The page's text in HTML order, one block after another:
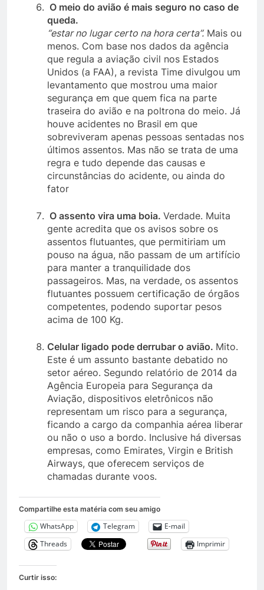
O meio do avião é mais seguro no caso de
queda.
“estar no lugar certo na hora certa”. Mais ou
menos. Com base nos dados da agência
que regula a aviação civil nos Estados
Unidos (a FAA), a revista Time divulgou um
levantamento que mostrou uma maior
segurança em que quem fica na parte
traseira do avião e na poltrona do meio. Já
houve acidentes no Brasil em que
sobreviveram apenas pessoas sentadas nos
últimos assentos. Mas não se trata de uma
regra e tudo depende das causas e
circunstâncias do acidente, ou ainda do
fator
O assento vira uma boia. Verdade. Muita
gente acredita que os avisos sobre os
assentos flutuantes, que permitiriam um
pouso na água, não passam de um artifício
para manter a tranquilidade dos
passageiros. Mas, na verdade, os assentos
flutuantes possuem certificação de órgãos
competentes, podendo suportar pesos
acima de 100 Kg.
Celular ligado pode derrubar o avião. Mito.
Este é um assunto bastante debatido no
setor aéreo. Segundo relatório de 2014 da
Agência Europeia para Segurança da
Aviação, dispositivos eletrônicos não
representam um risco para a segurança,
ficando a cargo da companhia aérea liberar
ou não o uso a bordo. Inclusive há diversas
empresas, como Emirates, Virgin e British
Airways, que oferecem serviços de
chamadas durante voos.
Compartilhe esta matéria com seu amigo
WhatsApp Telegram
E-mail
Threads
Imprimir
Curtir isso: